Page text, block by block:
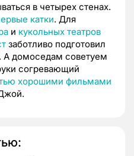
в четырех стенах.
катки. Для
и кукольных театров
заботливо подготовил
домоседам советуем
согревающий
хорошими фильмами